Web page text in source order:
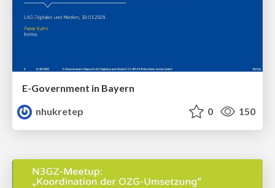
E-Government in Bayern
nhukretep
0 150